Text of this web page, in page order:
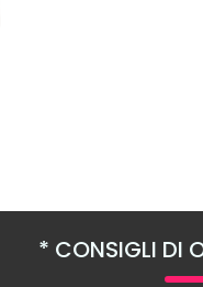
CONSIGLI DI